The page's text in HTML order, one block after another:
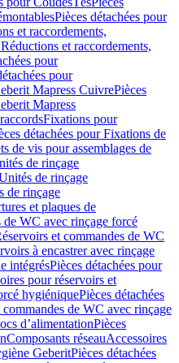
Pièces détachées pour
et raccordements,
et raccordements,
pour
pour
Mapress CuivrePièces
Mapress
Fixations pour
détachées pour Fixations de
de vis pour assemblages de
de rinçage
de rinçage
de rinçage
et plaques de
de WC avec rinçage forcé
et commandes de WC
à encastrer avec rinçage
intégrésPièces détachées pour
pour réservoirs et
hygiéniquePièces détachées
de WC avec rinçage
d’alimentationPièces
Composants réseauAccessoires
GeberitPièces détachées